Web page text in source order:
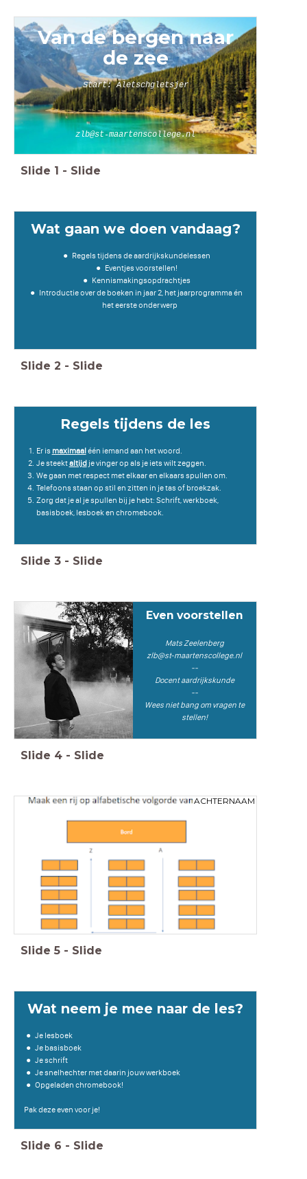
Van de bergen naar
de zee
Start: Aletschgletsjer
zlb@st-maartenscollege.nl
Slide 1 - Slide
Wat gaan we doen vandaag?
Regels tijdens de aardrijkskundelessen
Eventjes voorstellen!
Kennismakingsopdrachtjes
Introductie over de boeken in jaar 2, het jaarprogramma én
het eerste onderwerp
Slide 2 - Slide
Regels tijdens de les
Er is maximaaléén iemand aan het woord.
Je steektaltijdje vinger op als je iets wilt zeggen.
We gaan met respect met elkaar en elkaars spullen om.
Telefoons staan op stil en zitten in je tas of broekzak.
Zorg dat je al je spullen bij je hebt: Schrift, werkboek,
basisboek, lesboek en chromebook.
Slide 3 - Slide
Even voorstellen
Mats Zeelenberg
zlb@st-maartenscollege.nl
--
Docent aardrijkskunde
--
Wees niet bang om vragen te
stellen!
Slide 4 - Slide
ACHTERNAAM
Slide 5 - Slide
Wat neem je mee naar de les?
Je lesboek
Je basisboek
Je schrift
Je snelhechter met daarin jouw werkboek
Opgeladen chromebook!
Pak deze even voor je!
Slide 6 - Slide